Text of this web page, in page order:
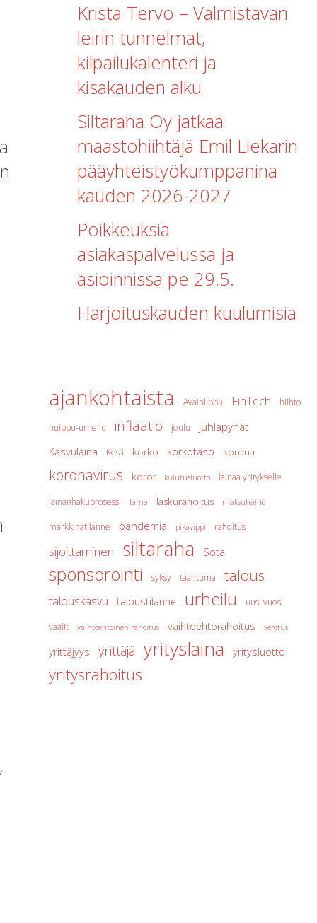
Krista Tervo – Valmistavan
leirin tunnelmat,
kilpailukalenteri ja
kisakauden alku
Siltaraha Oy jatkaa
maastohiihtäjä Emil Liekarin
pääyhteistyökumppanina
kauden 2026-2027
Poikkeuksia
asiakaspalvelussa ja
asioinnissa pe 29.5.
Harjoituskauden kuulumisia
ajankohtaista Avainlippu FinTech hiihto
huippu-urheilu inflaatio joulu juhlapyhät
Kasvulaina Kesä korko korkotaso korona
koronavirus korot kulutusluotto lainaa yritykselle
lainanhakuprosessi lama laskurahoitus maksuhäiriö
markkinatilanne pandemia pikavippi rahoitus
sijoittaminen siltaraha Sota
sponsorointi syksy taantuma talous
talouskasvu taloustilanne urheilu uusi vuosi
vaalit vaihtoehtoinen rahoitus vaihtoehtorahoitus verotus
yrittäjyys yrittäjä yrityslaina yritysluotto
yritysrahoitus